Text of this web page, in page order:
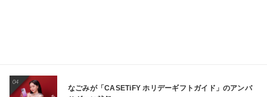
04
なごみが「CASETiFY ホリデーギフトガイド」のアンバ